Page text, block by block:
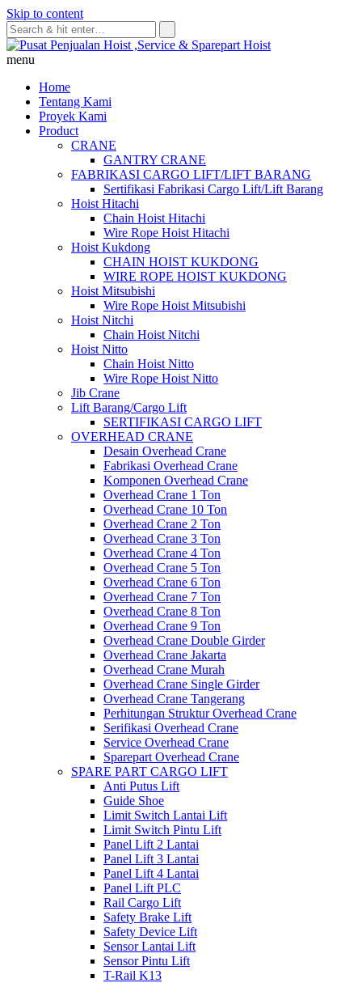
Skip to content
menu
Home
Tentang Kami
Proyek Kami
Product
CRANE
GANTRY CRANE
FABRIKASI CARGO LIFT/LIFT BARANG
Sertifikasi Fabrikasi Cargo Lift/Lift Barang
Hoist Hitachi
Chain Hoist Hitachi
Wire Rope Hoist Hitachi
Hoist Kukdong
CHAIN HOIST KUKDONG
WIRE ROPE HOIST KUKDONG
Hoist Mitsubishi
Wire Rope Hoist Mitsubishi
Hoist Nitchi
Chain Hoist Nitchi
Hoist Nitto
Chain Hoist Nitto
Wire Rope Hoist Nitto
Jib Crane
Lift Barang/Cargo Lift
SERTIFIKASI CARGO LIFT
OVERHEAD CRANE
Desain Overhead Crane
Fabrikasi Overhead Crane
Komponen Overhead Crane
Overhead Crane 1 Ton
Overhead Crane 10 Ton
Overhead Crane 2 Ton
Overhead Crane 3 Ton
Overhead Crane 4 Ton
Overhead Crane 5 Ton
Overhead Crane 6 Ton
Overhead Crane 7 Ton
Overhead Crane 8 Ton
Overhead Crane 9 Ton
Overhead Crane Double Girder
Overhead Crane Jakarta
Overhead Crane Murah
Overhead Crane Single Girder
Overhead Crane Tangerang
Perhitungan Struktur Overhead Crane
Serifikasi Overhead Crane
Service Overhead Crane
Sparepart Overhead Crane
SPARE PART CARGO LIFT
Anti Putus Lift
Guide Shoe
Limit Switch Lantai Lift
Limit Switch Pintu Lift
Panel Lift 2 Lantai
Panel Lift 3 Lantai
Panel Lift 4 Lantai
Panel Lift PLC
Rail Cargo Lift
Safety Brake Lift
Safety Device Lift
Sensor Lantai Lift
Sensor Pintu Lift
T-Rail K13